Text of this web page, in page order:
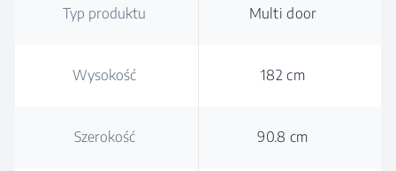
Typ produktu Multi door
Wysokość 182 cm
Szerokość 90.8 cm